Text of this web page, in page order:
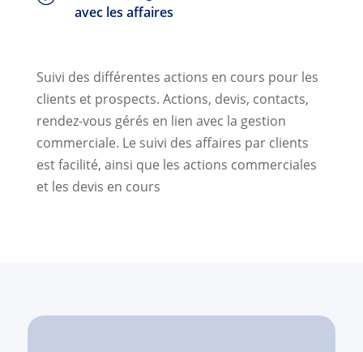
avec les affaires
Suivi des différentes actions en cours pour les
clients et prospects. Actions, devis, contacts,
rendez-vous gérés en lien avec la gestion
commerciale. Le suivi des affaires par clients
est facilité, ainsi que les actions commerciales
et les devis en cours